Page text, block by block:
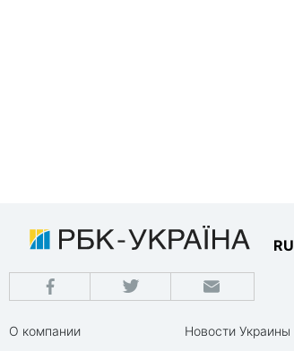
RU
О компании
Новости Украины